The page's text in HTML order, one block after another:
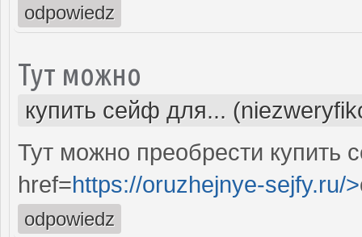
odpowiedz
Тут можно
купить сейф для...
Тут можно преобрести купить
href=https://oruzhejnye-sejfy.ru/>
odpowiedz